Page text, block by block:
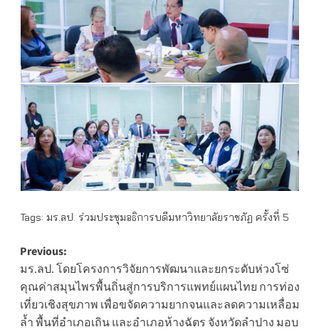
Tags: มร.ลป. ร่วมประชุมอธิการบดีมหาวิทยาลัยราชภัฏ ครั้งที่ 5
Post
navigation
Previous:
มร.ลป. โดยโครงการวิจัยการพัฒนาและยกระดับห่วงโซ่
คุณค่าสมุนไพรพื้นถิ่นสู่การบริการแพทย์แผนไทย การท่อง
เที่ยวเชิงสุขภาพ เพื่อขจัดความยากจนและลดความเหลื่อม
ล้ำ พื้นที่อำเภอเถิน และอำเภอห้างฉัตร จังหวัดลำปาง มอบ